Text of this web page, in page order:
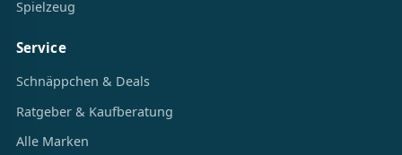
Spielzeug
Service
Schnäppchen & Deals
Ratgeber & Kaufberatung
Alle Marken